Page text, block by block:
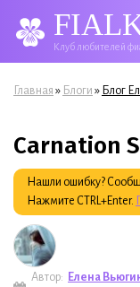
Клуб любителей
Вы здесь
Главная » Блоги » Блог
Carnation
Нашли ошибку?
Нажмите CTRL+Enter.
Автор: Елена